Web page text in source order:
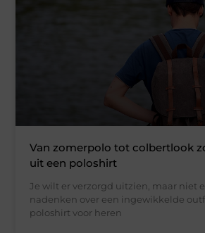
Van zomerpolo tot colbertlook
uit een poloshirt
Je wilt er verzorgd uitzien, maar niet
nadenken over een ingewikkelde
poloshirt voor heren